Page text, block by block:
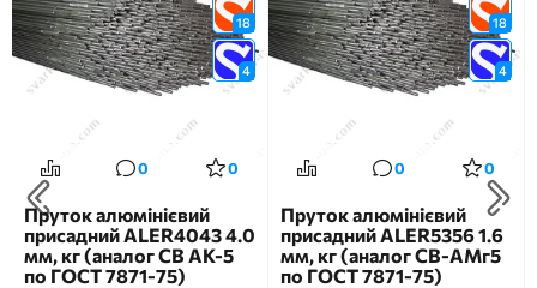
18
4
0 0
Пруток алюмінієвий
присадний ALER4043 4.0
мм, кг (аналог CB АК-5
по ГОСТ 7871-75)
18
4
0 0
Пруток алюмінієвий
присадний ALER5356 1.6
мм, кг (аналог СВ-АМг5
по ГОСТ 7871-75)